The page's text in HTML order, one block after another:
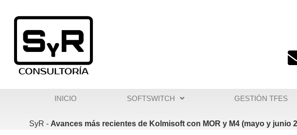
INICIO SOFTSWITCH GESTIÓN TFES
SyR - Avances más recientes de Kolmisoft con MOR y M4 (mayo y junio